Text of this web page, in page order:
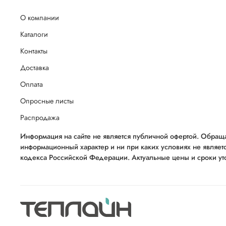
О компании
Каталоги
Контакты
Доставка
Оплата
Опросные листы
Распродажа
Информация на сайте не является публичной офертой.
информационный характер и ни при каких условиях не
кодекса Российской Федерации. Актуальные цены и сроки